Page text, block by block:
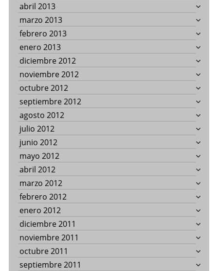
abril 2013
marzo 2013
febrero 2013
enero 2013
diciembre 2012
noviembre 2012
octubre 2012
septiembre 2012
agosto 2012
julio 2012
junio 2012
mayo 2012
abril 2012
marzo 2012
febrero 2012
enero 2012
diciembre 2011
noviembre 2011
octubre 2011
septiembre 2011